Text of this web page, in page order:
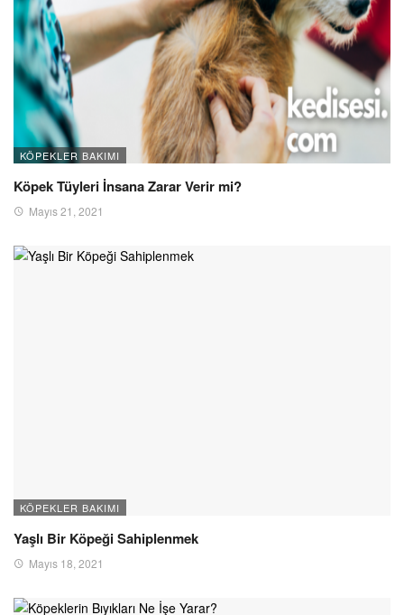
KÖPEKLER BAKIMI
Köpek Tüyleri İnsana Zarar Verir mi?
Mayıs 21, 2021
KÖPEKLER BAKIMI
Yaşlı Bir Köpeği Sahiplenmek
Mayıs 18, 2021